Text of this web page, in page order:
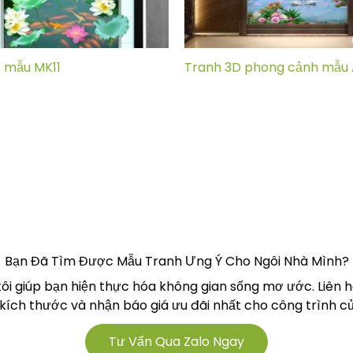
MK11 Tranh 3D phong cảnh mẫu
Bạn Đã Tìm Được Mẫu Tranh Ưng Ý Cho Ngôi Nhà Mình?
giúp bạn hiện thực hóa không gian sống mơ ước. Liên
thước và nhận báo giá ưu đãi nhất cho công trình
Tư Vấn Qua Zalo Ngay